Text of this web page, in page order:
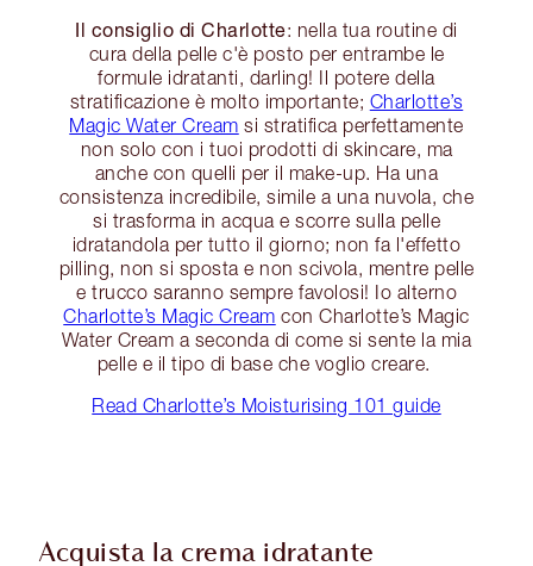
Il consiglio di Charlotte: nella tua routine di
cura della pelle c'è posto per entrambe le
formule idratanti, darling! Il potere della
stratificazione è molto importante; Charlotte’s
Magic Water Cream si stratifica perfettamente
non solo con i tuoi prodotti di skincare, ma
anche con quelli per il make-up. Ha una
consistenza incredibile, simile a una nuvola, che
si trasforma in acqua e scorre sulla pelle
idratandola per tutto il giorno; non fa l'effetto
pilling, non si sposta e non scivola, mentre pelle
e trucco saranno sempre favolosi! Io alterno
Charlotte’s Magic Cream con Charlotte’s Magic
Water Cream a seconda di come si sente la mia
pelle e il tipo di base che voglio creare.
Read Charlotte’s Moisturising 101 guide
Acquista la crema idratante